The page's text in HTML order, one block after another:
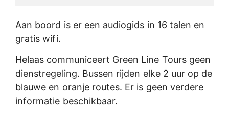
Aan boord is er een audiogids in 16 talen en
gratis wifi.
Helaas communiceert Green Line Tours geen
dienstregeling. Bussen rijden elke 2 uur op de
blauwe en oranje routes. Er is geen verdere
informatie beschikbaar.